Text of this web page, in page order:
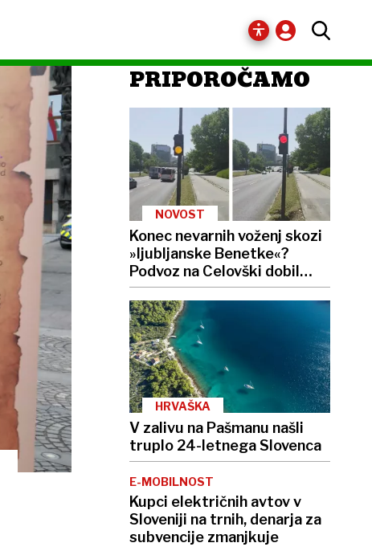
PRIPOROČAMO
NOVOST
Konec nevarnih voženj skozi
»ljubljanske Benetke«?
Podvoz na Celovški dobil
pametni semafor
HRVAŠKA
V zalivu na Pašmanu našli
truplo 24-letnega Slovenca
E-MOBILNOST
Kupci električnih avtov v
Sloveniji na trnih, denarja za
subvencije zmanjkuje